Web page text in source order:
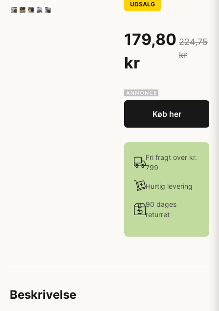
UDSALG
179,80
kr
224,75
kr
Køb her
Fri fragt over kr.
799
Hurtig levering
90 dages
returret
Beskrivelse